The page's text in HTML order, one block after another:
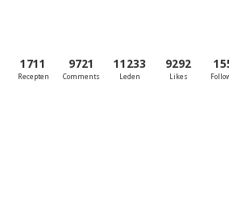
1711
Recepten
9721
Comments
11233
Leden
9292
Likes